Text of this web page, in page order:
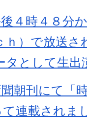
４時４８分
ｈ）で放送
タとして生出
朝刊にて「
連載されま